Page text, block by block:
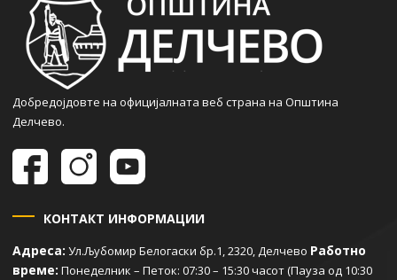
Добредојдовте на официјалната веб страна на Општина
Делчево.
КОНТАКТ ИНФОРМАЦИИ
Адреса: Ул.Љубомир Белогаски бр.1, 2320, Делчево Работно
време: Понеделник – Петок: 07:30 – 15:30 часот (Пауза од 10:30